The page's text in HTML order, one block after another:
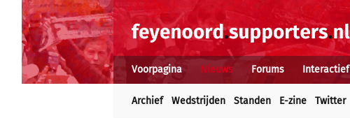
Voorpagina Nieuws Forums Interactief
Archief Wedstrijden Standen E-zine Twitter